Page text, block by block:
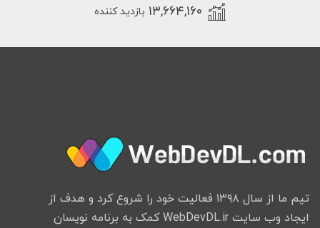
۱۳,۶۶۴,۱۶۰ بازدید کننده
تیم ما از سال ۱۳۹۸ فعالیت خود را شروع کرد و هدف از
ایجاد وب سایت WebDevDL.ir کمک به برنامه نویسان